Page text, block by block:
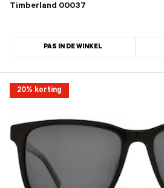
Timberland 00037
PAS IN DE WINKEL
20% korting